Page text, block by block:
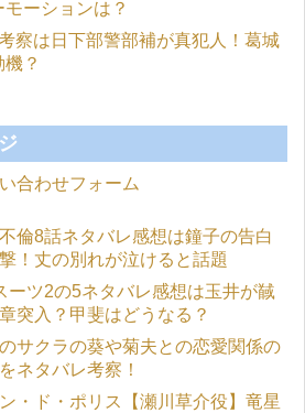
ーションは？
察は日下部警部補が真犯人！葛城
？
合わせフォーム
倫8話ネタバレ感想は鐘子の告白
！丈の別れが泣けると話題
ーツ2の5ネタバレ感想は玉井が馘
突入？甲斐はどうなる？
サクラの葵や菊夫との恋愛関係の
ネタバレ考察！
・ド・ポリス【瀬川草介役】竜星